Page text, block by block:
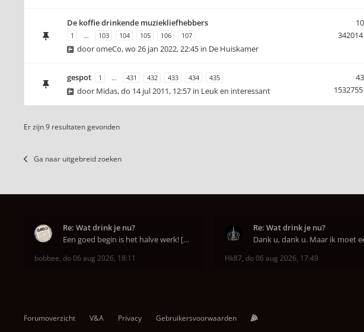
De koffie drinkende muziekliefhebbers
1 … 103 104 105 106 107
dooromeCo,wo 26 jan 2022, 22:45 in De Huiskamer
342014
gespot 1 … 431 432 433 434 435
door Midas,do 14 jul 2011, 12:57 in Leuk en interessant
1532755
Er zijn 9 resultaten gevonden
Ga naar uitgebreid zoeken
Re: Wat drink je nu?
Een goed begin is het halve werk! [emoji6]
bobbee, do 06 aug 2026, 18:11
Re: Wat drink je nu?
Hk87, do 06 aug 2026, 17:49
Forumoverzicht V&A Privacy Gebruikersvoorwaarden